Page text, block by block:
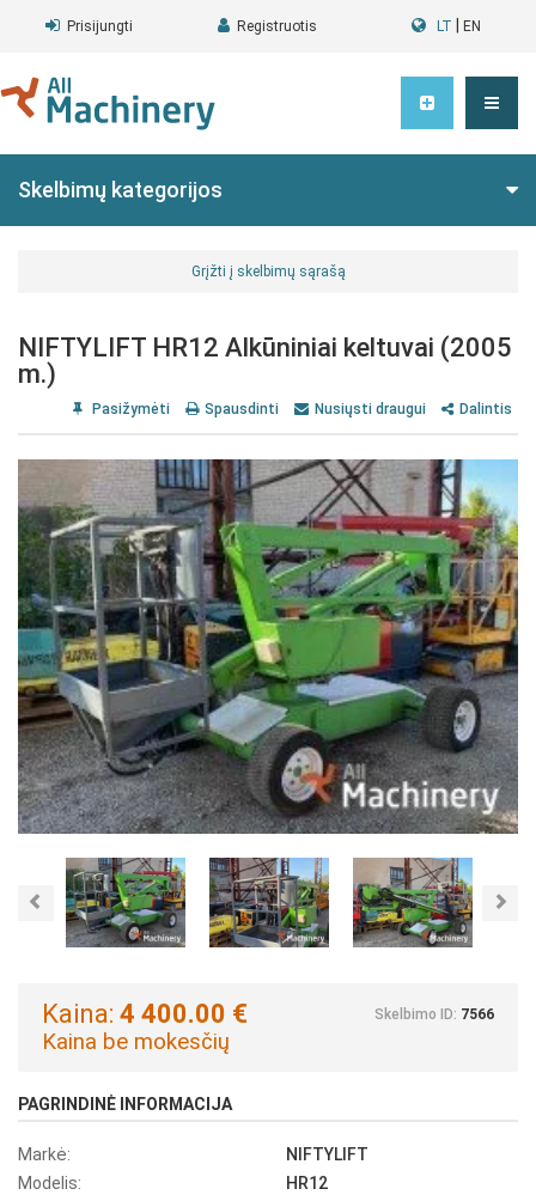
Prisijungti Registruotis LT EN
Skelbimų kategorijos
Grįžti į skelbimų sąrašą
NIFTYLIFT HR12 Alkūniniai keltuvai (2005
m.)
Pasižymėti Spausdinti Nusiųsti draugui Dalintis
Previous
Kaina: 4 400.00 €
Kaina be mokesčių
Skelbimo ID: 7566
PAGRINDINĖ INFORMACIJA
Markė:
NIFTYLIFT
Modelis:
HR12